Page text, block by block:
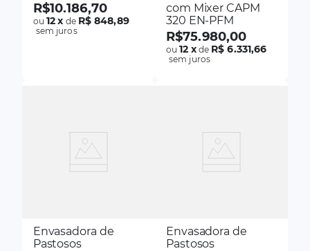
R$10.186,70
ou12x de R$ 848,89
sem juros
com Mixer CAPM
320 EN-PFM
R$75.980,00
ou12 xde R$ 6.331,66
sem juros
Envasadora de
Pastosos
Envasadora de
Pastosos